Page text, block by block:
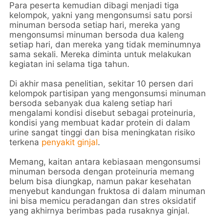
Para peserta kemudian dibagi menjadi tiga
kelompok, yakni yang mengonsumsi satu porsi
minuman bersoda setiap hari, mereka yang
mengonsumsi minuman bersoda dua kaleng
setiap hari, dan mereka yang tidak meminumnya
sama sekali. Mereka diminta untuk melakukan
kegiatan ini selama tiga tahun.
Di akhir masa penelitian, sekitar 10 persen dari
kelompok partisipan yang mengonsumsi minuman
bersoda sebanyak dua kaleng setiap hari
mengalami kondisi disebut sebagai proteinuria,
kondisi yang membuat kadar protein di dalam
urine sangat tinggi dan bisa meningkatan risiko
terkena penyakit ginjal.
Memang, kaitan antara kebiasaan mengonsumsi
minuman bersoda dengan proteinuria memang
belum bisa diungkap, namun pakar kesehatan
menyebut kandungan fruktosa di dalam minuman
ini bisa memicu peradangan dan stres oksidatif
yang akhirnya berimbas pada rusaknya ginjal.